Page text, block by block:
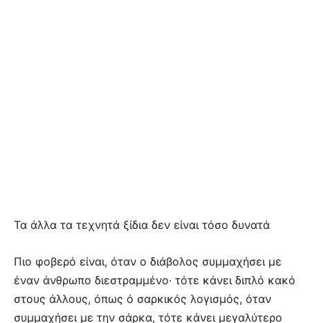
Τα άλλα τα τεχνητά ξίδια δεν είναι τόσο δυνατά
Πιο φοβερό είναι, όταν ο διάβολος συμμαχήσει με
έναν άνθρωπο διεστραμμένο· τότε κάνει διπλό κακό
στους άλλους, όπως ό σαρκικός λογισμός, όταν
συμμαχήσει με την σάρκα, τότε κάνει μεγαλύτερο